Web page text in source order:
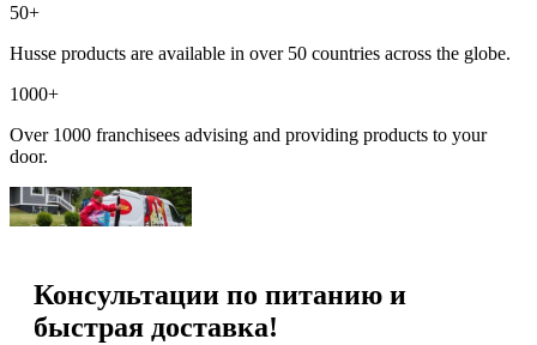
50+
Husse products are available in over 50 countries across the globe.
1000+
Over 1000 franchisees advising and providing products to your
door.
Консультации по питанию и
быстрая доставка!